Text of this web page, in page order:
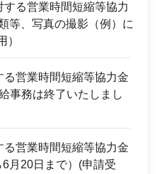
する営業時間短縮等協力
等、写真の撮影（例）に
）
営業時間短縮等協力金
事務は終了いたしまし
営業時間短縮等協力金
6月20日まで）(申請受